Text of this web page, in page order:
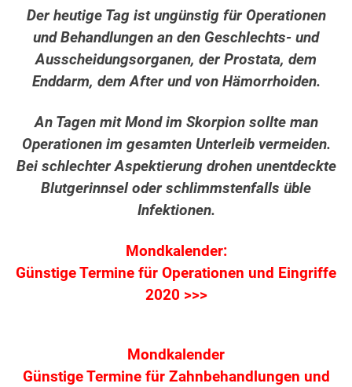
Der heutige Tag ist ungünstig für Operationen
und Behandlungen an den Geschlechts- und
Ausscheidungsorganen, der Prostata, dem
Enddarm, dem After und von Hämorrhoiden.
An Tagen mit Mond im Skorpion sollte man
Operationen im gesamten Unterleib vermeiden.
Bei schlechter Aspektierung drohen unentdeckte
Blutgerinnsel oder schlimmstenfalls üble
Infektionen.
Mondkalender:
Günstige Termine für Operationen und Eingriffe
2020 >>>
Mondkalender
Günstige Termine für Zahnbehandlungen und